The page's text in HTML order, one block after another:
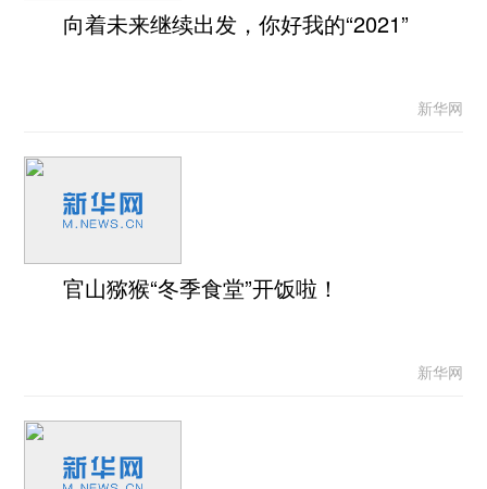
向着未来继续出发，你好我的“2021”
新华网
官山猕猴“冬季食堂”开饭啦！
新华网